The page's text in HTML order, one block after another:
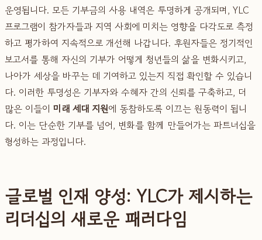
운영됩니다. 모든 기부금의 사용 내역은 투명하게 공개되며, YLC
프로그램이 참가자들과 지역 사회에 미치는 영향을 다각도로 측정
하고 평가하여 지속적으로 개선해 나갑니다. 후원자들은 정기적인
보고서를 통해 자신의 기부가 어떻게 청년들의 삶을 변화시키고,
나아가 세상을 바꾸는 데 기여하고 있는지 직접 확인할 수 있습니
다. 이러한 투명성은 기부자와 수혜자 간의 신뢰를 구축하고, 더
많은 이들이 미래 세대 지원에 동참하도록 이끄는 원동력이 됩니
다. 이는 단순한 기부를 넘어, 변화를 함께 만들어가는 파트너십을
형성하는 과정입니다.
글로벌 인재 양성: YLC가 제시하는
리더십의 새로운 패러다임